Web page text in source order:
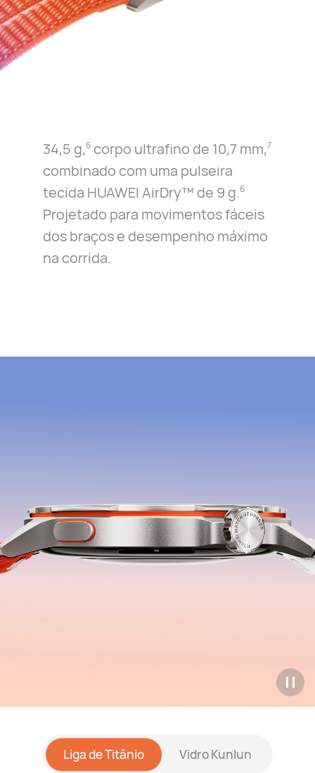
34,5 g,6corpo ultrafino de 10,7 mm,7
combinado com uma pulseira
tecida HUAWEI AirDry™ de 9 g.6
Projetado para movimentos fáceis
dos braçose desempenho máximo
na corrida.
Liga de Titânio Vidro Kunlun